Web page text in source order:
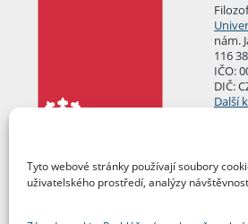
Tyto webové stránky používají soubory
uživatelského prostředí, analýzy
nám.
116
IČO:
DIČ:
Další